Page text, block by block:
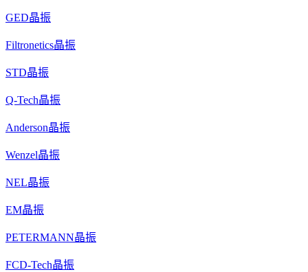
GED晶振
Filtronetics晶振
STD晶振
Q-Tech晶振
Anderson晶振
Wenzel晶振
NEL晶振
EM晶振
PETERMANN晶振
FCD-Tech晶振